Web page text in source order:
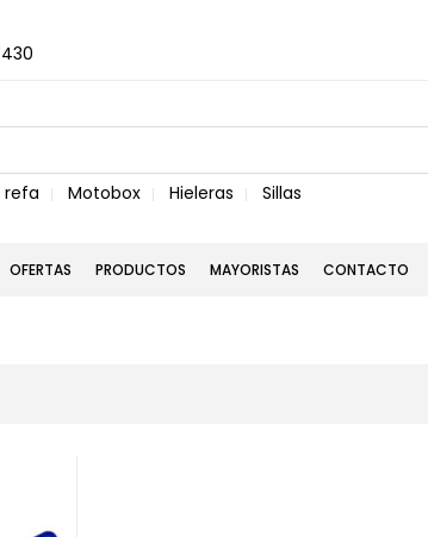
refa Motobox Hieleras Sillas
OFERTAS PRODUCTOS MAYORISTAS CONTACTO